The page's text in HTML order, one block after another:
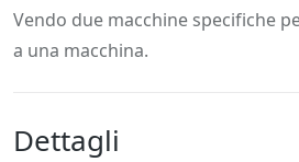
Vendo due macchine specifiche
a una macchina.
Dettagli